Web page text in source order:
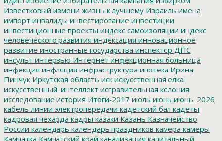
Известковый измени жизнь к лучшему Израиль имена
импорт инвалиды инвестирование инвестиции
инвестиционные проекты индекс самоизоляции индекс
человеческого развития индексация инновационное
развитие иностранные государства инспектор ДПС
инсульт интервью Интернет инфекционная больница
инфекция инфляция инфраструктура ипотека Ирина
Пинчук Иркутская область иск искусственная елка
искусственный_интеллект исправительная колония
исследование история Итоги-2017 июль июнь июнь_2026
кабель линии электропередачи кадетский бал кадеты
кадровая чехарда кадры казаки Казань Казначейство
России календарь календарь праздников камера камеры
Камчатка Камчатский край канализация капитальный